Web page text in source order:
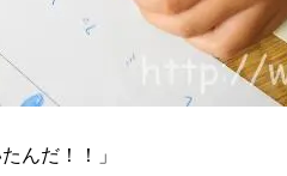
んだ！！」